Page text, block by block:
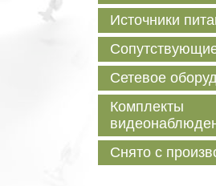
Источники
Сетевое
Комплекты
Снято с